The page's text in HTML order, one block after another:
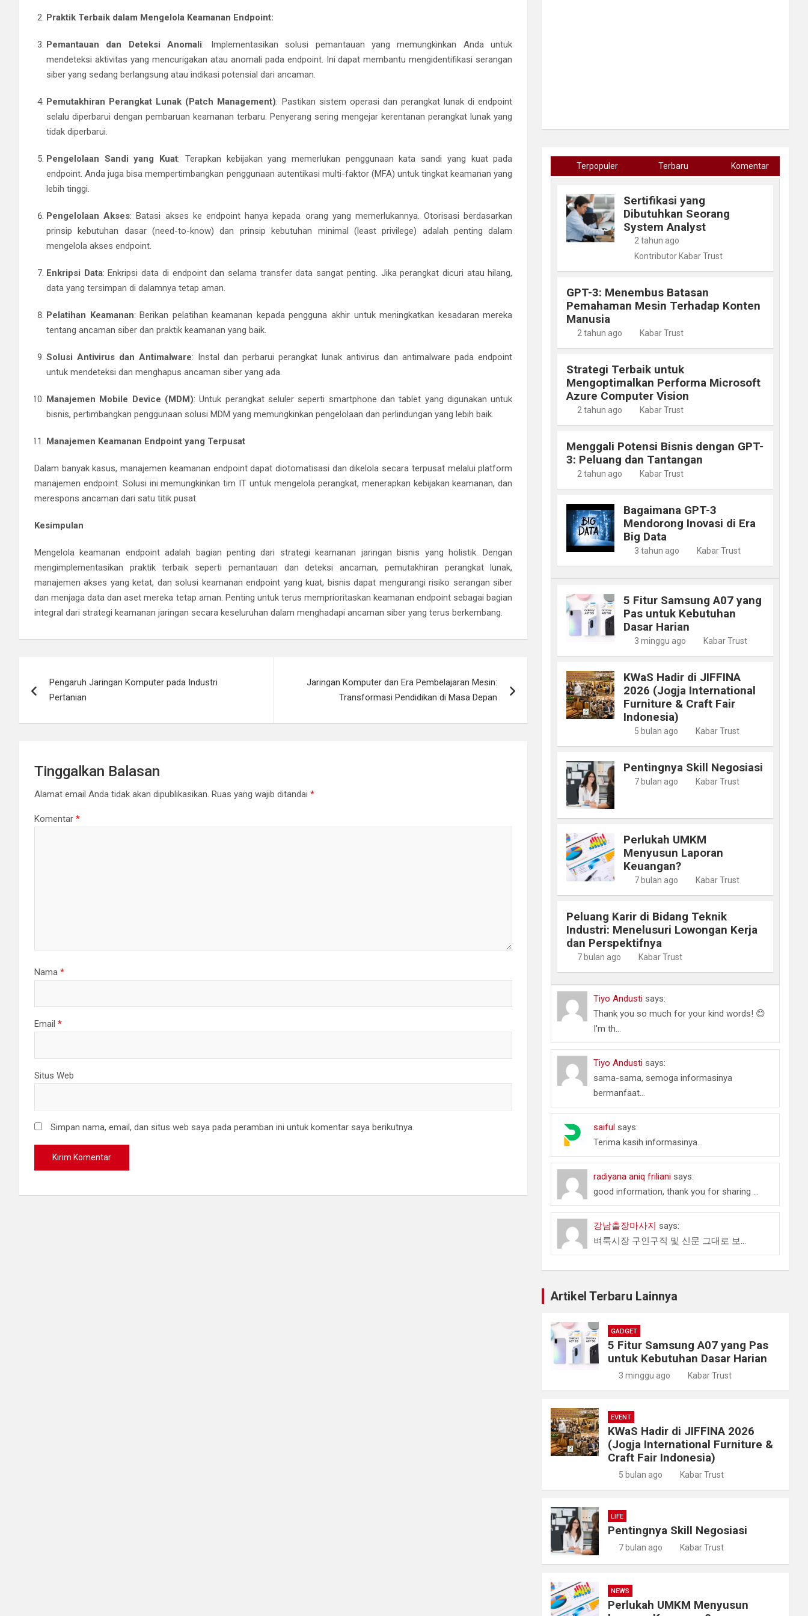
Praktik Terbaik dalam Mengelola Keamanan Endpoint:
Pemantauan dan Deteksi Anomali: Implementasikan solusi pemantauan yang memungkinkan Anda untuk
mendeteksi aktivitas yang mencurigakan atau anomali pada endpoint. Ini dapat membantu mengidentifikasi serangan
siber yang sedang berlangsung atau indikasi potensial dari ancaman.
Pemutakhiran Perangkat Lunak (Patch Management): Pastikan sistem operasi dan perangkat lunak di endpoint
selalu diperbarui dengan pembaruan keamanan terbaru. Penyerang sering mengejar kerentanan perangkat lunak yang
tidak diperbarui.
Pengelolaan Sandi yang Kuat: Terapkan kebijakan yang memerlukan penggunaan kata sandi yang kuat pada
endpoint. Anda juga bisa mempertimbangkan penggunaan autentikasi multi-faktor (MFA) untuk tingkat keamanan yang
lebih tinggi.
Pengelolaan Akses: Batasi akses ke endpoint hanya kepada orang yang memerlukannya. Otorisasi berdasarkan
prinsip kebutuhan dasar (need-to-know) dan prinsip kebutuhan minimal (least privilege) adalah penting dalam
mengelola akses endpoint.
Enkripsi Data: Enkripsi data di endpoint dan selama transfer data sangat penting. Jika perangkat dicuri atau hilang,
data yang tersimpan di dalamnya tetap aman.
Pelatihan Keamanan: Berikan pelatihan keamanan kepada pengguna akhir untuk meningkatkan kesadaran mereka
tentang ancaman siber dan praktik keamanan yang baik.
Solusi Antivirus dan Antimalware: Instal dan perbarui perangkat lunak antivirus dan antimalware pada endpoint
untuk mendeteksi dan menghapus ancaman siber yang ada.
Manajemen Mobile Device (MDM): Untuk perangkat seluler seperti smartphone dan tablet yang digunakan untuk
bisnis, pertimbangkan penggunaan solusi MDM yang memungkinkan pengelolaan dan perlindungan yang lebih baik.
Manajemen Keamanan Endpoint yang Terpusat
Dalam banyak kasus, manajemen keamanan endpoint dapat diotomatisasi dan dikelola secara terpusat melalui platform
manajemen endpoint. Solusi ini memungkinkan tim IT untuk mengelola perangkat, menerapkan kebijakan keamanan, dan
merespons ancaman dari satu titik pusat.
Kesimpulan
Mengelola keamanan endpoint adalah bagian penting dari strategi keamanan jaringan bisnis yang holistik. Dengan
mengimplementasikan praktik terbaik seperti pemantauan dan deteksi ancaman, pemutakhiran perangkat lunak,
manajemen akses yang ketat, dan solusi keamanan endpoint yang kuat, bisnis dapat mengurangi risiko serangan siber
dan menjaga data dan aset mereka tetap aman. Penting untuk terus memprioritaskan keamanan endpoint sebagai bagian
integral dari strategi keamanan jaringan secara keseluruhan dalam menghadapi ancaman siber yang terus berkembang.
posPengaruh Jaringan Komputer pada Industri
Pertanian
Jaringan Komputer dan Era Pembelajaran Mesin:
Transformasi Pendidikan di Masa Depan
Tinggalkan Balasan
Alamat email Anda tidak akan dipublikasikan. Ruas yang wajib ditandai *
Komentar *
Nama *
Email *
Situs Web
Simpan nama, email, dan situs web saya pada peramban ini untuk komentar saya berikutnya.
Terpopuler Terbaru Komentar
Sertifikasi yang
Dibutuhkan Seorang
System Analyst
2 tahun ago
Kontributor Kabar Trust
GPT-3: Menembus Batasan
Pemahaman Mesin Terhadap Konten
Manusia
2 tahun ago Kabar Trust
Strategi Terbaik untuk
Mengoptimalkan Performa Microsoft
Azure Computer Vision
2 tahun ago Kabar Trust
Menggali Potensi Bisnis dengan GPT-
3: Peluang dan Tantangan
2 tahun ago Kabar Trust
Bagaimana GPT-3
Mendorong Inovasi di Era
Big Data
3 tahun ago Kabar Trust
5 Fitur Samsung A07 yang
Pas untuk Kebutuhan
Dasar Harian
3 minggu ago Kabar Trust
KWaS Hadir di JIFFINA
2026 (Jogja International
Furniture & Craft Fair
Indonesia)
5 bulan ago Kabar Trust
Pentingnya Skill Negosiasi
7 bulan ago Kabar Trust
Perlukah UMKM
Menyusun Laporan
Keuangan?
7 bulan ago Kabar Trust
Peluang Karir di Bidang Teknik
Industri: Menelusuri Lowongan Kerja
dan Perspektifnya
7 bulan ago Kabar Trust
Tiyo Andusti says:
Thank you so much for your kind words! 😊
I'm th...
Tiyo Andusti says:
sama-sama, semoga informasinya
bermanfaat...
saiful says:
Terima kasih informasinya...
radiyana aniq friliani says:
good information, thank you for sharing ...
강남출장마사지 says:
벼룩시장 구인구직 및 신문 그대로 보...
Artikel Terbaru Lainnya
GADGET
5 Fitur Samsung A07 yang Pas
untuk Kebutuhan Dasar Harian
3 minggu ago Kabar Trust
EVENT
KWaS Hadir di JIFFINA 2026
(Jogja International Furniture &
Craft Fair Indonesia)
5 bulan ago Kabar Trust
LIFE
Pentingnya Skill Negosiasi
7 bulan ago Kabar Trust
NEWS
Perlukah UMKM Menyusun